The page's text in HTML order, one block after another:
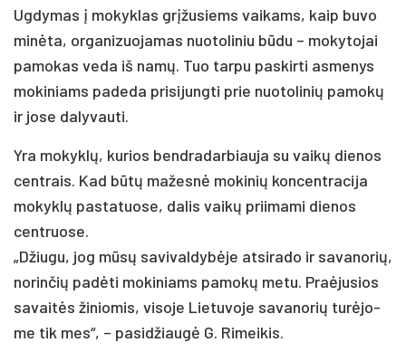
Ug­dy­mas į mo­kyk­las grįžu­siems vai­kams, kaip bu­vo
minė­ta, or­ga­ni­zuo­ja­mas nuo­to­li­niu būdu – mo­ky­to­jai
pa­mo­kas ve­da iš namų. Tuo tar­pu pa­skir­ti as­me­nys
mo­ki­niams pa­de­da pri­si­jung­ti prie nuo­to­li­nių pa­mokų
ir jo­se da­ly­vau­ti.
Yra mo­kyklų, ku­rios bend­ra­dar­biau­ja su vaikų die­nos
cent­rais. Kad būtų ma­žesnė mo­ki­nių kon­cent­ra­ci­ja
mo­kyklų pasta­tuo­se, da­lis vaikų prii­ma­mi die­nos
cent­ruo­se.
„Džiu­gu, jog mūsų sa­vi­val­dybė­je at­si­ra­do ir sa­va­no­rių,
no­rin­čių pa­dėti mo­ki­niams pa­mokų me­tu. Praė­ju­sios
sa­vaitės ži­nio­mis, vi­so­je Lie­tu­vo­je sa­va­no­rių turė­jo­
me tik mes“, – pa­si­džiaugė G. Ri­mei­kis.